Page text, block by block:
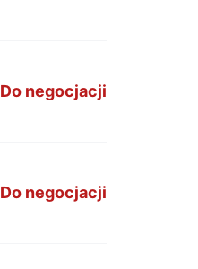
Do negocjacji
Do negocjacji